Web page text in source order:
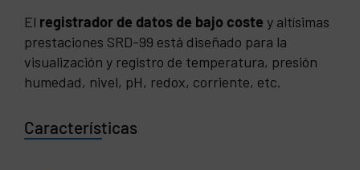
El registrador de datos de bajo coste y altísimas
prestaciones SRD-99 está diseñado para la
visualización y registro de temperatura, presión
humedad, nivel, pH, redox, corriente, etc.
Características